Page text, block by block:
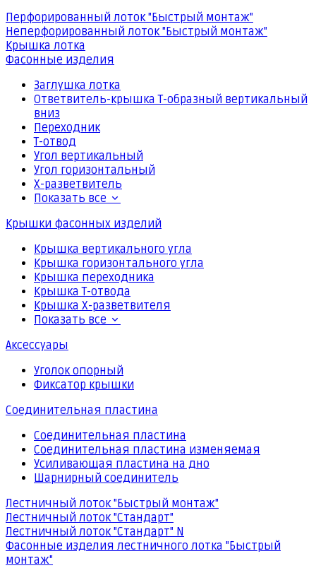
Перфорированный лоток "Быстрый монтаж"
Неперфорированный лоток "Быстрый монтаж"
Крышка лотка
Фасонные изделия
Заглушка лотка
Ответвитель-крышка Т-образный вертикальный
вниз
Переходник
Т-отвод
Угол вертикальный
Угол горизонтальный
Х-разветвитель
Показать все
Крышки фасонных изделий
Крышка вертикального угла
Крышка горизонтального угла
Крышка переходника
Крышка Т-отвода
Крышка Х-разветвителя
Показать все
Аксессуары
Уголок опорный
Фиксатор крышки
Соединительная пластина
Соединительная пластина
Соединительная пластина изменяемая
Усиливающая пластина на дно
Шарнирный соединитель
Лестничный лоток "Быстрый монтаж"
Лестничный лоток "Стандарт"
Лестничный лоток "Стандарт" N
Фасонные изделия лестничного лотка "Быстрый
монтаж"